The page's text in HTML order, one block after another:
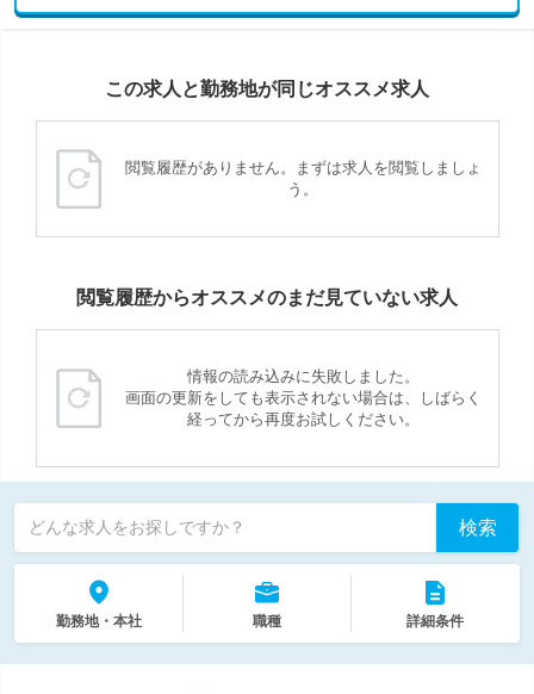
この求人と勤務地が同じオススメ求人
閲覧履歴がありません。まずは求人を閲覧しましょ
う。
閲覧履歴からオススメのまだ見ていない求人
情報の読み込みに失敗しました。
画面の更新をしても表示されない場合は、しばらく
経ってから再度お試しください。
どんな求人をお探しですか？ 検索
勤務地・本社 職種 詳細条件